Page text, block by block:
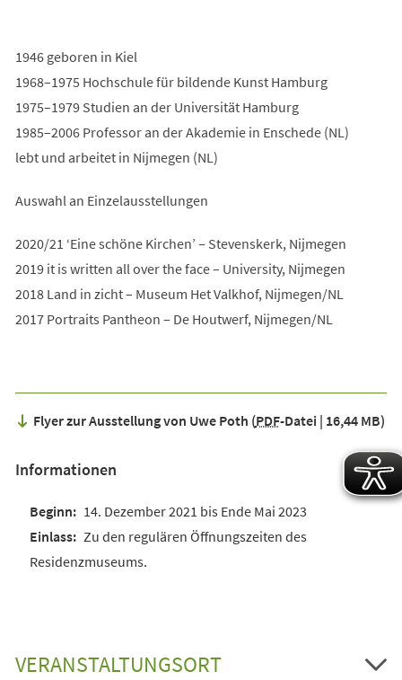
1946 geboren in Kiel
1968–1975 Hochschule für bildende Kunst Hamburg
1975–1979 Studien an der Universität Hamburg
1985–2006 Professor an der Akademie in Enschede (NL)
lebt und arbeitet in Nijmegen (NL)
Auswahl an Einzelausstellungen
2020/21 ‘Eine schöne Kirchen’ – Stevenskerk, Nijmegen
2019 it is written all over the face – University, Nijmegen
2018 Land in zicht – Museum Het Valkhof, Nijmegen/NL
2017 Portraits Pantheon – De Houtwerf, Nijmegen/NL
Flyer zur Ausstellung von Uwe Poth PDF-Datei 16,44 MB
Informationen
14. Dezember 2021 bis Ende Mai 2023
Zu den regulären Öffnungszeiten des
Residenzmuseums.
VERANSTALTUNGSORT